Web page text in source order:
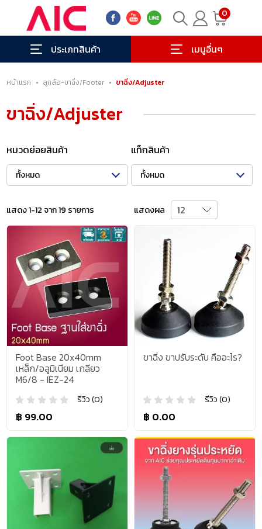
0
ประเภทสินค้า เมนูอื่นๆ
หน้าแรก • ลูกล้อ-ขาฉิ่ง/Footer • ขาฉิ่ง/Adjuster
ขาฉิ่ง/Adjuster
หมวดย่อยสินค้า
ทั้งหมด
แท็กสินค้า
ทั้งหมด
แสดง 1-12 จาก 19 รายการ แสดงผล
Foot Base 20x40mm
เหล็ก/อลูมิเนียม เกลียว
M6/8 - IEZ-24
รีวิว (0)
฿ 99.00
ขาฉิ่ง ขาปรับระดับ คืออะไร?
รีวิว (0)
฿ 0.00